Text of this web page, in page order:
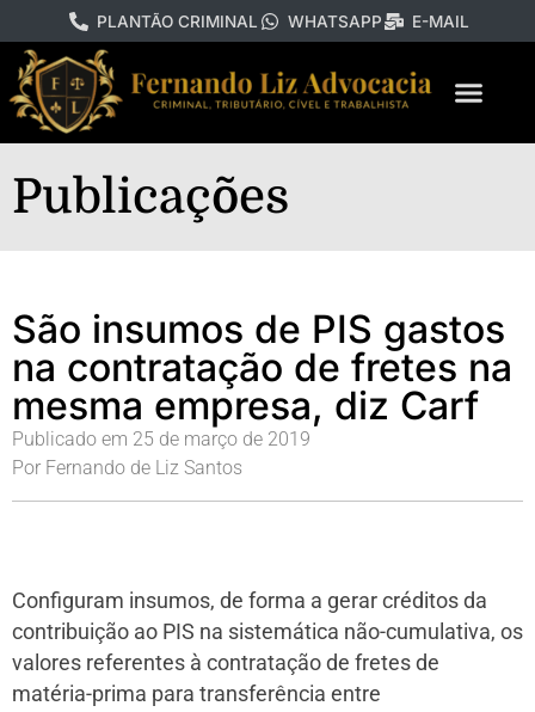
PLANTÃO CRIMINAL WHATSAPP E-MAIL
Publicações
São insumos de PIS gastos
na contratação de fretes na
mesma empresa, diz Carf
Publicado em 25 de março de 2019
Por Fernando de Liz Santos
Configuram insumos, de forma a gerar créditos da
contribuição ao PIS na sistemática não-cumulativa, os
valores referentes à contratação de fretes de
matéria-prima para transferência entre